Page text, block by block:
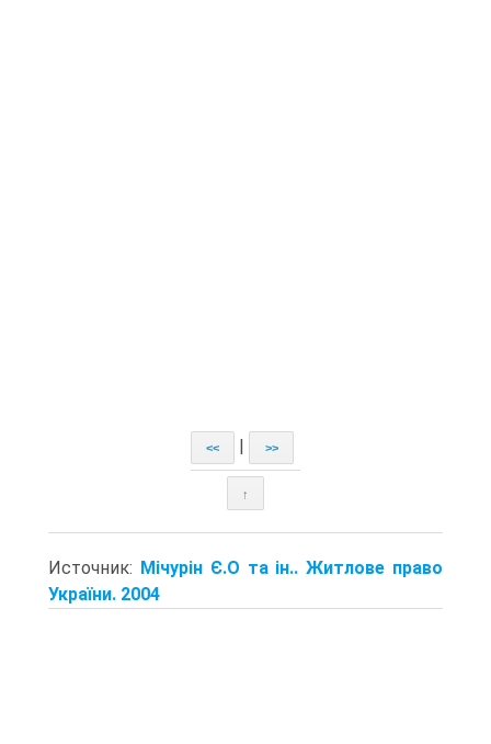
<< >>
↑
Источник: Мічурін Є.О та ін.. Житлове право
України. 2004